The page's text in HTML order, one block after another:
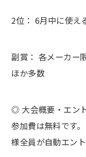
2位： 6月中に使
副賞： 各メーカー
ほか多数
◎ 大会概要・エン
参加費は無料です
様全員が自動エン